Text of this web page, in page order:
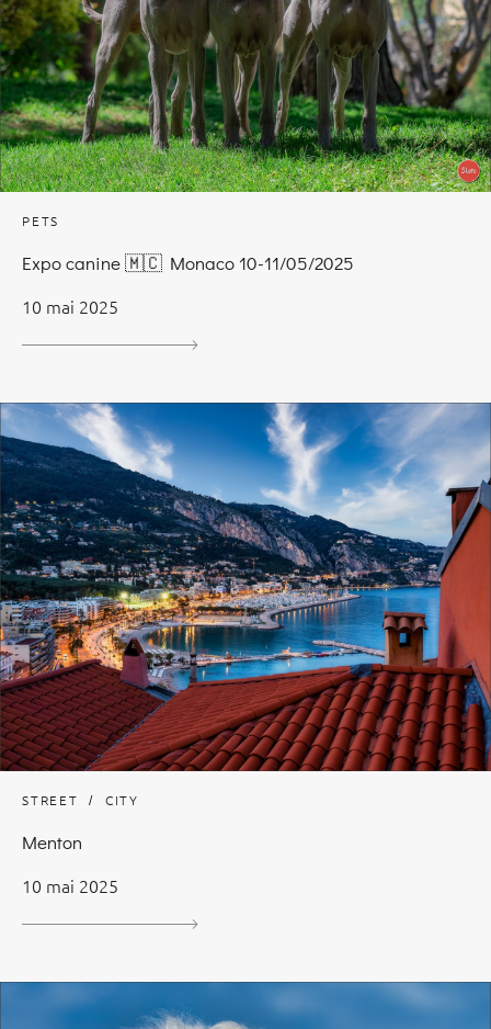
PETS
Expo canine 🇲🇨 Monaco 10-11/05/2025
10 mai 2025
STREET CITY
Menton
10 mai 2025